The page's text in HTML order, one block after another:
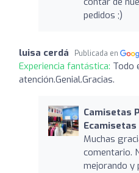
pedidos ;)
luisa cerdá Publicada en
Experiencia fantástica: Todo
atención.Genial.Gracias.
Camisetas
Ecamisetas
Muchas
comentario.
mejorando y